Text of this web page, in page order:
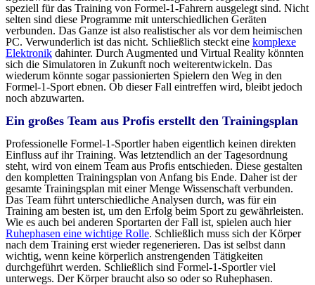
speziell für das Training von Formel-1-Fahrern ausgelegt sind. Nicht
selten sind diese Programme mit unterschiedlichen Geräten
verbunden. Das Ganze ist also realistischer als vor dem heimischen
PC. Verwunderlich ist das nicht. Schließlich steckt eine komplexe
Elektronik dahinter. Durch Augmented und Virtual Reality könnten
sich die Simulatoren in Zukunft noch weiterentwickeln. Das
wiederum könnte sogar passionierten Spielern den Weg in den
Formel-1-Sport ebnen. Ob dieser Fall eintreffen wird, bleibt jedoch
noch abzuwarten.
Ein großes Team aus Profis erstellt den Trainingsplan
Professionelle Formel-1-Sportler haben eigentlich keinen direkten
Einfluss auf ihr Training. Was letztendlich an der Tagesordnung
steht, wird von einem Team aus Profis entschieden. Diese gestalten
den kompletten Trainingsplan von Anfang bis Ende. Daher ist der
gesamte Trainingsplan mit einer Menge Wissenschaft verbunden.
Das Team führt unterschiedliche Analysen durch, was für ein
Training am besten ist, um den Erfolg beim Sport zu gewährleisten.
Wie es auch bei anderen Sportarten der Fall ist, spielen auch hier
Ruhephasen eine wichtige Rolle. Schließlich muss sich der Körper
nach dem Training erst wieder regenerieren. Das ist selbst dann
wichtig, wenn keine körperlich anstrengenden Tätigkeiten
durchgeführt werden. Schließlich sind Formel-1-Sportler viel
unterwegs. Der Körper braucht also so oder so Ruhephasen.